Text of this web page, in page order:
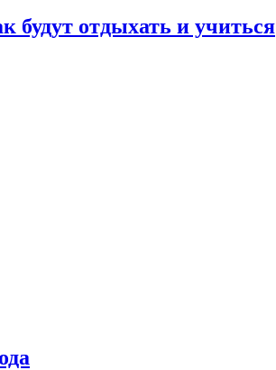
будут отдыхать и учиться